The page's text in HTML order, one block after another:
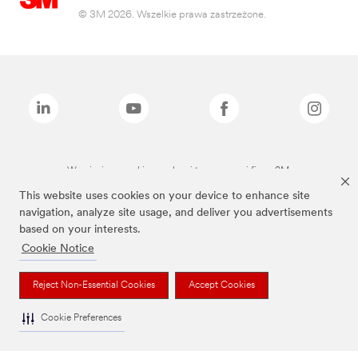
This website uses cookies on your device to enhance site
navigation, analyze site usage, and deliver you advertisements
based on your interests.
Cookie Notice
Reject Non-Essential Cookies Accept Cookies
Cookie Preferences
© 3M 2026. Wszelkie prawa zastrzeżone.
Wymienione marki są znakami towarowymi firmy 3M.